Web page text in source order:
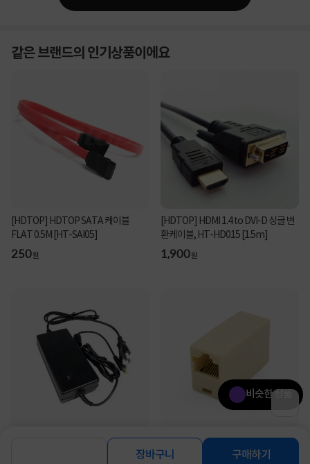
비슷한 상품
장바구니 구매하기
같은 브랜드의 인기상품이에요
[HDTOP] HDTOP SATA 케이블
FLAT 0.5M [HT-SAI05]
250원
[HDTOP] HDMI 1.4 to DVI-D 싱글 변
환케이블, HT-HD015 [1.5m]
1,900원
[HDTOP] 아답터, 220V / 12V 5A [내경
2.5mm/외경5.5mm] HT-AD02C 전
[HDTOP] RJ45 8P8C I형 랜 커플러
[아이보리] [HT-I28]